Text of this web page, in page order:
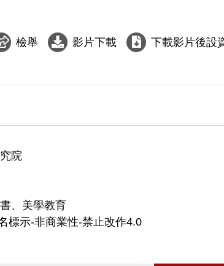
檢舉 影片下載 下載影片後設
院
、美學教育
標示-非商業性-禁止改作4.0